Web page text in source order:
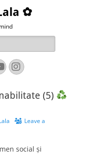
✿
Instagram
(5)
Leave a
social și